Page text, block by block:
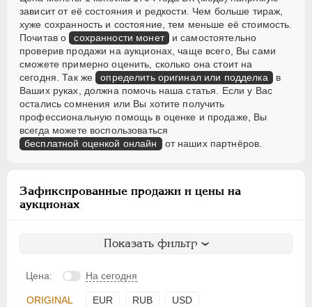
зависит от её состояния и редкости. Чем больше тираж,
хуже сохранность и состояние, тем меньше её стоимость.
Почитав о сохранности монет и самостоятельно
проверив продажи на аукционах, чаще всего, Вы сами
сможете примерно оценить, сколько она стоит на
сегодня. Так же определить оригинал или подделка в
Ваших руках, должна помочь наша статья. Если у Вас
остались сомнения или Вы хотите получить
профессиональную помощь в оценке и продаже, Вы
всегда можете воспользоваться
бесплатной оценкой онлайн от наших партнёров.
Зафиксированные продажи и цены на
аукционах
Показать фильтр
Цена: На сегодня
ORIGINAL EUR RUB USD